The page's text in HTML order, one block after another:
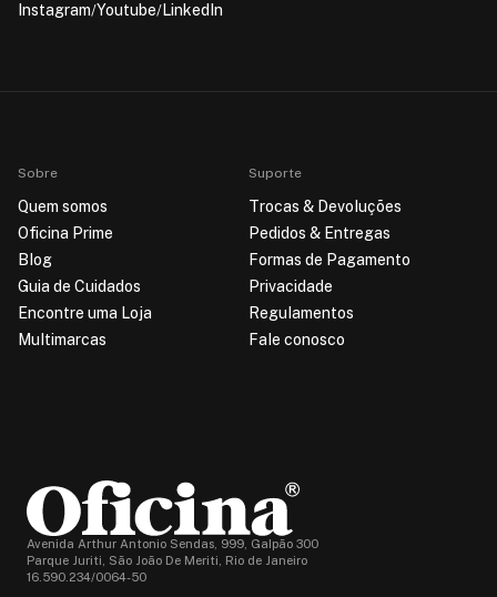
Instagram Youtube LinkedIn
Sobre
Quem somos
Oficina Prime
Blog
Guia de Cuidados
Encontre uma Loja
Multimarcas
Suporte
Trocas & Devoluções
Pedidos & Entregas
Formas de Pagamento
Privacidade
Regulamentos
Fale conosco
Avenida Arthur Antonio Sendas, 999, Galpão 300
Parque Juriti, São João De Meriti, Rio de Janeiro
16.590.234/0064-50